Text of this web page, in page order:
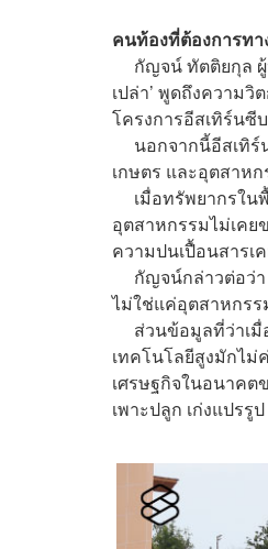
คนท้องที่ต้องการท
กัญจน์ ทัตติยกุล ผู้ป
เปล่า’ พูดถึงความ
โครงการอีสเทิร์นซี
นอกจากนี้อีสเทิร์
เกษตร และอุตสาห
เมื่อทรัพยากรใน
อุตสาหกรรมไม่เค
ความปนเปื้อนสารเ
กัญจน์กล่าวต่อว่า
ไม่ใช่แค่อุตสาหกร
ส่วนข้อมูลที่ว่าเมื่
เทคโนโลยีสูงมักไม่
เศรษฐกิจในอนาค
เพาะปลูก เก่งแปร